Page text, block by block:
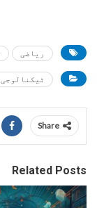
ریاضی
ٹیکنالوجی
Share
Related Posts